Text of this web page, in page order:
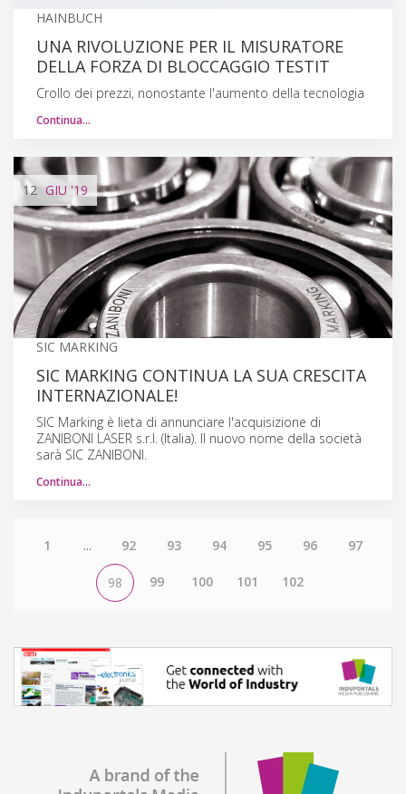
HAINBUCH
UNA RIVOLUZIONE PER IL MISURATORE
DELLA FORZA DI BLOCCAGGIO TESTIT
Crollo dei prezzi, nonostante l'aumento della tecnologia
Continua…
12 GIU '19
SIC MARKING
SIC MARKING CONTINUA LA SUA CRESCITA
INTERNAZIONALE!
SIC Marking è lieta di annunciare l'acquisizione di
ZANIBONI LASER s.r.l. (Italia). Il nuovo nome della società
sarà SIC ZANIBONI.
Continua…
1 ... 92 93 94 95 96 97
98 99 100 101 102